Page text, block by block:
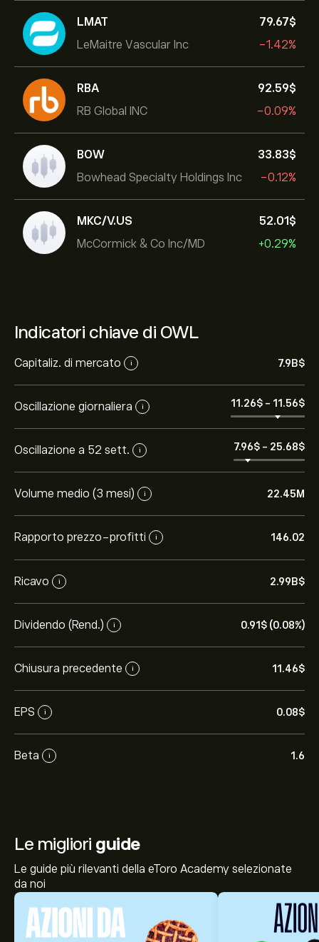
LMAT
LeMaitre Vascular Inc
79.67‎$‎
-1.42%
RBA
RB Global INC
92.59‎$‎
-0.09%
BOW
Bowhead Specialty Holdings Inc
33.83‎$‎
-0.12%
MKC/V.US
McCormick & Co Inc/MD
52.01‎$‎
+0.29%
Indicatori chiave di OWL
Capitaliz. di mercato i 7.9B‎$‎
Oscillazione giornaliera i 11.26‎$‎ - 11.56‎$‎
Oscillazione a 52 sett. i 7.96‎$‎ - 25.68‎$‎
Volume medio (3 mesi) i 22.45M
Rapporto prezzo-profitti i 146.02
Ricavo i 2.99B‎$‎
Dividendo (Rend.) i 0.91‎$‎ (0.08%)
Chiusura precedente i 11.46‎$‎
EPS i 0.08‎$‎
Beta i 1.6
Le migliori guide
Le guide più rilevanti della eToro Academy selezionate
da noi